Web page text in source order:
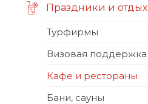
Праздники и отдых
Турфирмы
Визовая поддержка
Кафе и рестораны
Бани, сауны